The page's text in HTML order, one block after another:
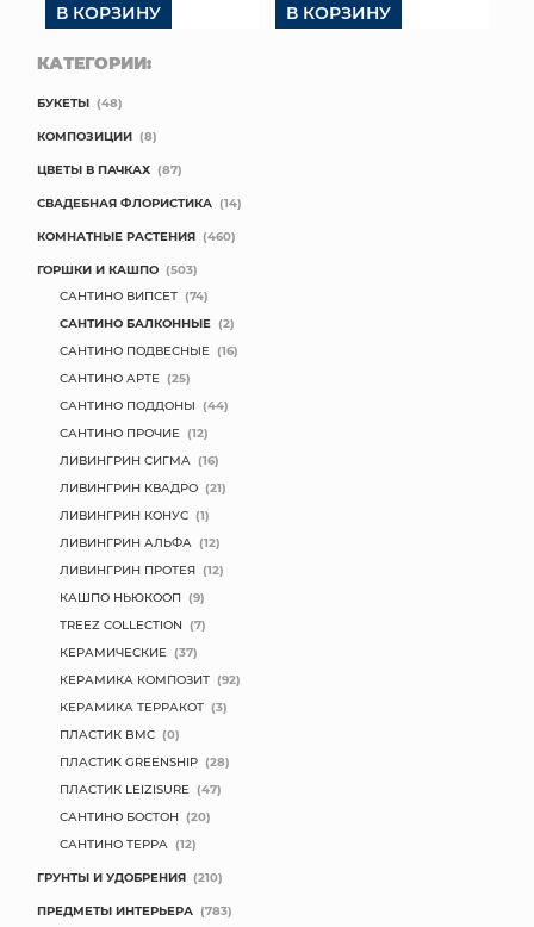
ТОРГОВЫЙ ЦЕНТР
В КОРЗИНУ В КОРЗИНУ
КАТЕГОРИИ:
БУКЕТЫ (48)
КОМПОЗИЦИИ (8)
ЦВЕТЫ В ПАЧКАХ (87)
СВАДЕБНАЯ ФЛОРИСТИКА (14)
КОМНАТНЫЕ РАСТЕНИЯ (460)
ГОРШКИ И КАШПО (503)
САНТИНО ВИПСЕТ (74)
САНТИНО БАЛКОННЫЕ (2)
САНТИНО ПОДВЕСНЫЕ (16)
САНТИНО АРТЕ (25)
САНТИНО ПОДДОНЫ (44)
САНТИНО ПРОЧИЕ (12)
ЛИВИНГРИН СИГМА (16)
ЛИВИНГРИН КВАДРО (21)
ЛИВИНГРИН КОНУС (1)
ЛИВИНГРИН АЛЬФА (12)
ЛИВИНГРИН ПРОТЕЯ (12)
КАШПО НЬЮКООП (9)
TREEZ COLLECTION (7)
КЕРАМИЧЕСКИЕ (37)
КЕРАМИКА КОМПОЗИТ (92)
КЕРАМИКА ТЕРРАКОТ (3)
ПЛАСТИК BMC (0)
ПЛАСТИК GREENSHIP (28)
ПЛАСТИК LEIZISURE (47)
САНТИНО БОСТОН (20)
САНТИНО ТЕРРА (12)
ГРУНТЫ И УДОБРЕНИЯ (210)
ПРЕДМЕТЫ ИНТЕРЬЕРА (783)